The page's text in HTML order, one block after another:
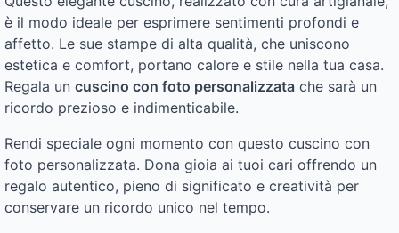
è il modo ideale per esprimere sentimenti profondi e
affetto. Le sue stampe di alta qualità, che uniscono
estetica e comfort, portano calore e stile nella tua casa.
Regala un cuscino con foto personalizzata che sarà un
ricordo prezioso e indimenticabile.
Rendi speciale ogni momento con questo cuscino con
foto personalizzata. Dona gioia ai tuoi cari offrendo un
regalo autentico, pieno di significato e creatività per
conservare un ricordo unico nel tempo.